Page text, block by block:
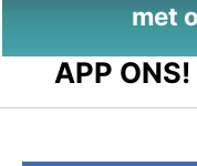
met
APP ONS!